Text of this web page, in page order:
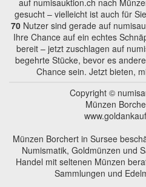
gesucht – vielleicht ist auch für
70 Nutzer sind gerade auf
Ihre Chance auf ein echtes
bereit – jetzt zuschlagen auf
begehrte Stücke, bevor es
Chance sein. Jetzt bieten,
Copyright ©
Münzen
Münzen Borchert in Sursee
Numismatik, Goldmünzen und
Handel mit seltenen Münzen
Sammlungen und